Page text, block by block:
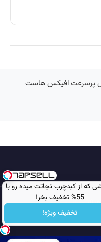
که از کبدچرب نجاتت میده رو با
55% تخفیف بخر!
تخفیف ویژه!
پرسرعتافیکس هاست
مجله نورگرام